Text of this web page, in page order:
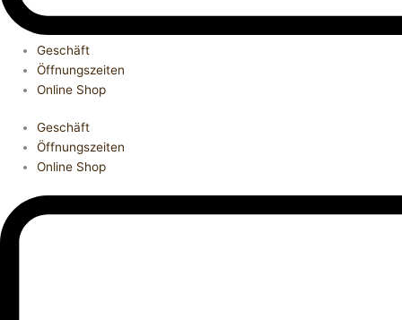
Geschäft
Öffnungszeiten
Online Shop
Geschäft
Öffnungszeiten
Online Shop